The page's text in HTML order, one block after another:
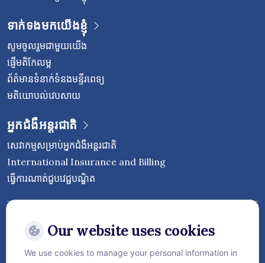
ទាក់ទងមកយើងខ្ញុំ
សូមចូលរួមជាមួយយើង
ផ្ញើមតិកែលម្អ
ព័ត៌មានទំនាក់ទំនងមន្ទីរពេទ្យ
មតិយោបល់វេបសាយ
អ្នកជំងឺអន្តរជាតិ
សេវាកម្មសម្រាប់អ្នកជំងឺអន្តរជាតិ
International Insurance and Billing
ធ្វើការណាត់ជួបវេជ្ជបណ្ឌិត
Follow Vejthani International
HospitalOur website uses cookies
We use cookies to manage your personal information in